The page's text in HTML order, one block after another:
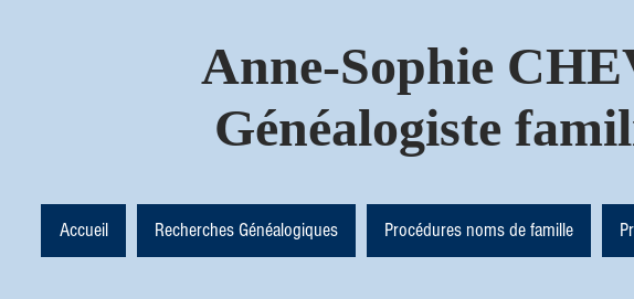
Anne-Sophie
Généalogiste
Accueil Recherches Généalogiques Procédures noms de famille